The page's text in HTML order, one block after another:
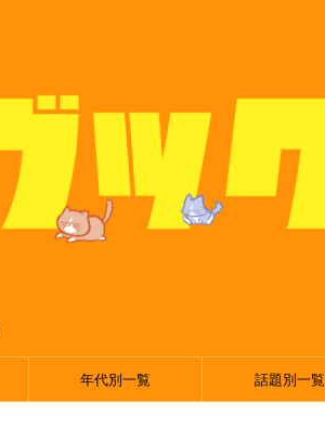
年代別一覧 話題別一覧